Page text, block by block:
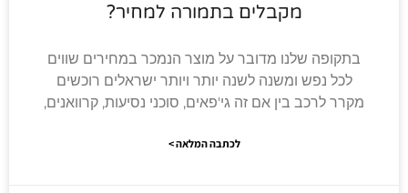
מקבלים בתמורה למחיר?
בתקופה שלנו מדובר על מוצר הנמכר במחירים שווים
לכל נפש ומשנה לשנה יותר ויותר ישראלים רוכשים
מקרר לרכב בין אם זה גי'פאים, סוכני נסיעות, קרוואנים,
לכתבה המלאה >